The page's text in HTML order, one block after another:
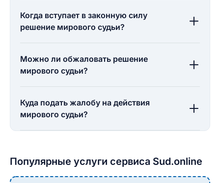
Когда вступает в законную силу
решение мирового судьи?
Можно ли обжаловать решение
мирового судьи?
Куда подать жалобу на действия
мирового судьи?
Популярные услуги сервиса Sud.online